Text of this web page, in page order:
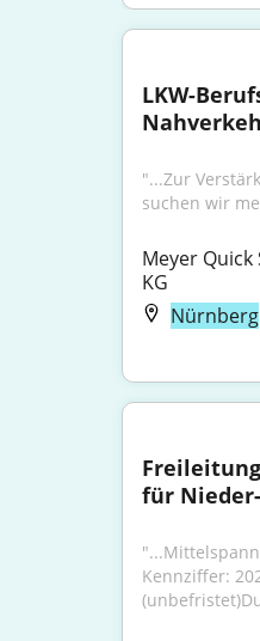
LKW-
"...Zur
suchen wir
Meyer Quick
KG
Nürnberg
für
Kennziffer: